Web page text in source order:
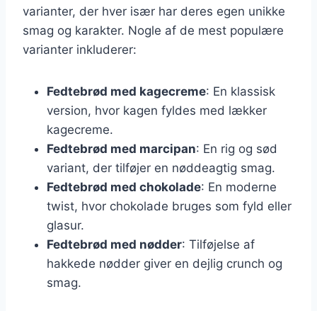
varianter, der hver især har deres egen unikke
smag og karakter. Nogle af de mest populære
varianter inkluderer:
Fedtebrød med kagecreme: En klassisk
version, hvor kagen fyldes med lækker
kagecreme.
Fedtebrød med marcipan: En rig og sød
variant, der tilføjer en nøddeagtig smag.
Fedtebrød med chokolade: En moderne
twist, hvor chokolade bruges som fyld eller
glasur.
Fedtebrød med nødder: Tilføjelse af
hakkede nødder giver en dejlig crunch og
smag.